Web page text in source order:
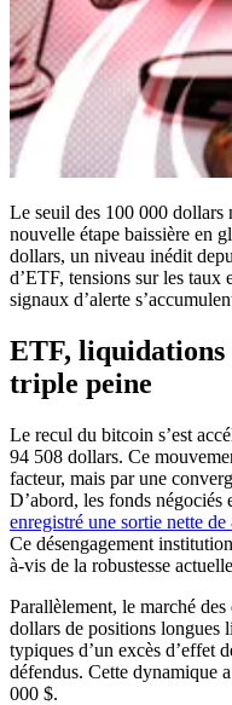
Le seuil des 100 000 dollars
nouvelle étape baissière en
dollars, un niveau inédit
d’ETF, tensions sur les taux
signaux d’alerte
ETF, liquidations
triple peine
Le recul du bitcoin s’est
94 508 dollars. Ce
facteur, mais par une
D’abord, les fonds négociés
enregistré une sortie nette
Ce désengagement
à-vis de la robustesse
Parallèlement, le marché
dollars de positions longues
typiques d’un excès d’effet
défendus. Cette dynamique
000 $.